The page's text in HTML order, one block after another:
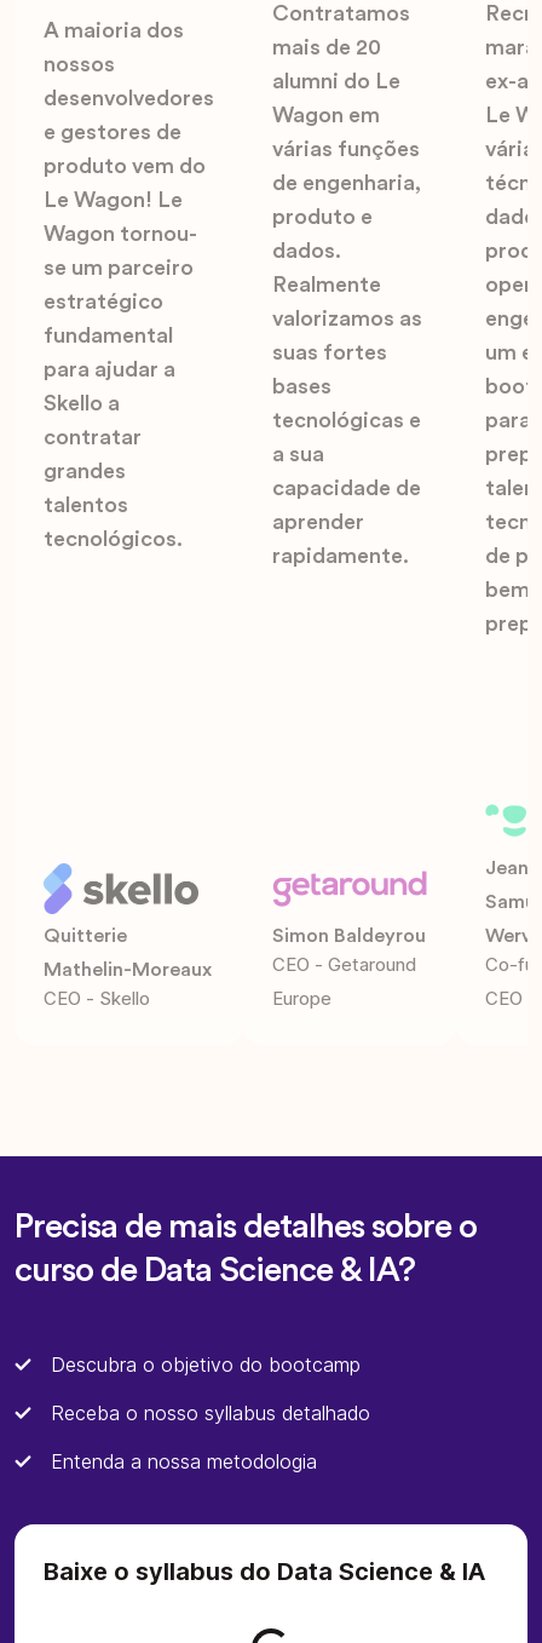
A maioria dos
nossos
desenvolvedores
e gestores de
produto vem do
Le Wagon! Le
Wagon tornou-
se um parceiro
estratégico
fundamental
para ajudar a
Skello a
contratar
grandes
talentos
tecnológicos.
Quitterie
Mathelin-Moreaux
CEO - Skello
Contratamos
mais de 20
alumni do Le
Wagon em
várias funções
de engenharia,
produto e
dados.
Realmente
valorizamos as
suas fortes
bases
tecnológicas e
a sua
capacidade de
aprender
rapidamente.
Simon Baldeyrou
CEO - Getaround
Europe
ex-
Le
um
para
de
bem
Jean-
Werve
Co-
CEO -
Precisa de mais detalhes sobre o
curso de Data Science & IA?
Descubra o objetivo do bootcamp
Receba o nosso syllabus detalhado
Entenda a nossa metodologia
Baixe o syllabus do Data Science & IA